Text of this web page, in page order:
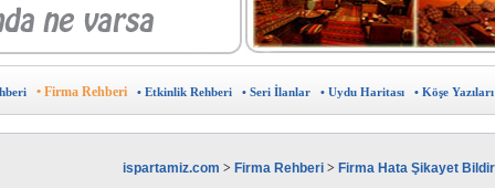
• Firma Rehberi • Etkinlik Rehberi • Seri İlanlar • Uydu Haritası • Köşe Yazıları
ispartamiz.com > Firma Rehberi > Firma Hata Şikayet